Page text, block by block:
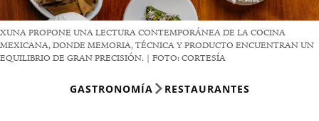
XUNA PROPONE UNA LECTURA CONTEMPORÁNEA DE LA COCINA
MEXICANA, DONDE MEMORIA, TÉCNICA Y PRODUCTO ENCUENTRAN UN
EQUILIBRIO DE GRAN PRECISIÓN. | FOTO: CORTESÍA
GASTRONOMÍA RESTAURANTES